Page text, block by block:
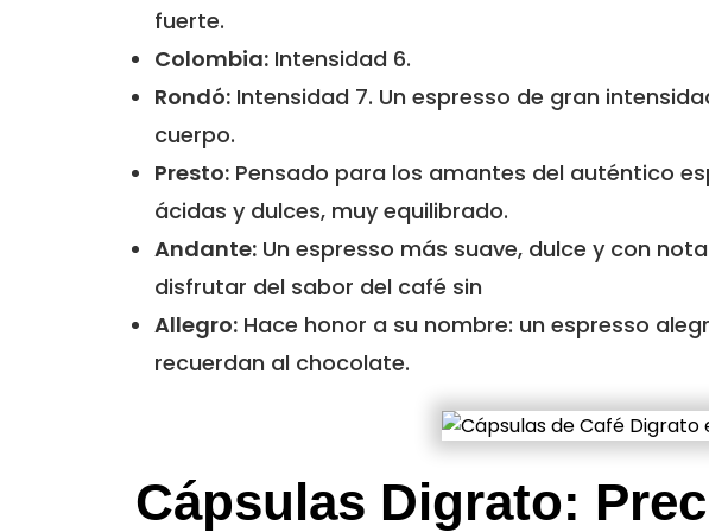
fuerte.
Colombia: Intensidad 6.
Rondó: Intensidad 7. Un espresso de gran
cuerpo.
Presto: Pensado para los amantes del auténtico
ácidas y dulces, muy equilibrado.
Andante: Un espresso más suave, dulce y con
disfrutar del sabor del café sin
Allegro: Hace honor a su nombre: un espresso
recuerdan al chocolate.
Cápsulas Digrato: